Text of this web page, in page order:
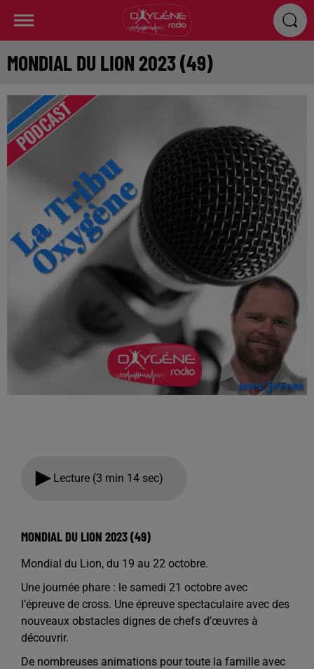
MONDIAL DU LION 2023 (49)
Lecture (3 min 14 sec)
MONDIAL DU LION 2023 (49)
Mondial du Lion, du 19 au 22 octobre.
Une journée phare : le samedi 21 octobre avec
l’épreuve de cross. Une épreuve spectaculaire avec des
nouveaux obstacles dignes de chefs d’œuvres à
découvrir.
De nombreuses animations pour toute la famille avec